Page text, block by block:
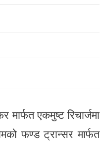
एकमुष्ट रिचार्जमा
फण्ड ट्रान्सर मार्फत